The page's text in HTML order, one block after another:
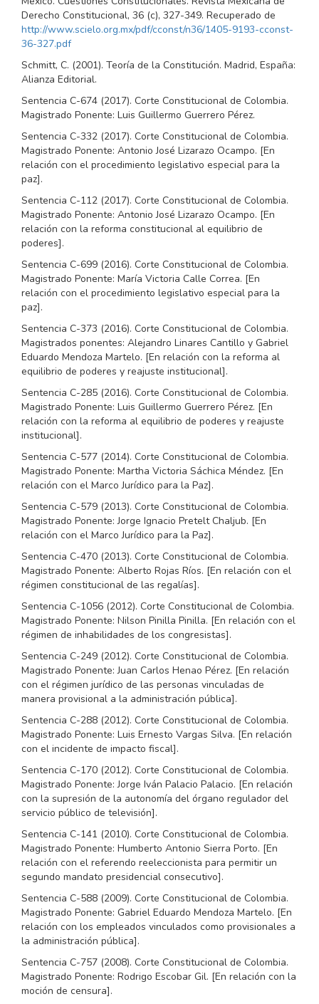
Derecho Constitucional, 36 (c), 327-349. Recuperado de
http://www.scielo.org.mx/pdf/cconst/n36/1405-9193-cconst-
36-327.pdf
Schmitt, C. (2001). Teoría de la Constitución. Madrid, España:
Alianza Editorial.
Sentencia C-674 (2017). Corte Constitucional de Colombia.
Magistrado Ponente: Luis Guillermo Guerrero Pérez.
Sentencia C-332 (2017). Corte Constitucional de Colombia.
Magistrado Ponente: Antonio José Lizarazo Ocampo. [En
relación con el procedimiento legislativo especial para la
paz].
Sentencia C-112 (2017). Corte Constitucional de Colombia.
Magistrado Ponente: Antonio José Lizarazo Ocampo. [En
relación con la reforma constitucional al equilibrio de
poderes].
Sentencia C-699 (2016). Corte Constitucional de Colombia.
Magistrado Ponente: María Victoria Calle Correa. [En
relación con el procedimiento legislativo especial para la
paz].
Sentencia C-373 (2016). Corte Constitucional de Colombia.
Magistrados ponentes: Alejandro Linares Cantillo y Gabriel
Eduardo Mendoza Martelo. [En relación con la reforma al
equilibrio de poderes y reajuste institucional].
Sentencia C-285 (2016). Corte Constitucional de Colombia.
Magistrado Ponente: Luis Guillermo Guerrero Pérez. [En
relación con la reforma al equilibrio de poderes y reajuste
institucional].
Sentencia C-577 (2014). Corte Constitucional de Colombia.
Magistrado Ponente: Martha Victoria Sáchica Méndez. [En
relación con el Marco Jurídico para la Paz].
Sentencia C-579 (2013). Corte Constitucional de Colombia.
Magistrado Ponente: Jorge Ignacio Pretelt Chaljub. [En
relación con el Marco Jurídico para la Paz].
Sentencia C-470 (2013). Corte Constitucional de Colombia.
Magistrado Ponente: Alberto Rojas Ríos. [En relación con el
régimen constitucional de las regalías].
Sentencia C-1056 (2012). Corte Constitucional de Colombia.
Magistrado Ponente: Nilson Pinilla Pinilla. [En relación con el
régimen de inhabilidades de los congresistas].
Sentencia C-249 (2012). Corte Constitucional de Colombia.
Magistrado Ponente: Juan Carlos Henao Pérez. [En relación
con el régimen jurídico de las personas vinculadas de
manera provisional a la administración pública].
Sentencia C-288 (2012). Corte Constitucional de Colombia.
Magistrado Ponente: Luis Ernesto Vargas Silva. [En relación
con el incidente de impacto fiscal].
Sentencia C-170 (2012). Corte Constitucional de Colombia.
Magistrado Ponente: Jorge Iván Palacio Palacio. [En relación
con la supresión de la autonomía del órgano regulador del
servicio público de televisión].
Sentencia C-141 (2010). Corte Constitucional de Colombia.
Magistrado Ponente: Humberto Antonio Sierra Porto. [En
relación con el referendo reeleccionista para permitir un
segundo mandato presidencial consecutivo].
Sentencia C-588 (2009). Corte Constitucional de Colombia.
Magistrado Ponente: Gabriel Eduardo Mendoza Martelo. [En
relación con los empleados vinculados como provisionales a
la administración pública].
Sentencia C-757 (2008). Corte Constitucional de Colombia.
Magistrado Ponente: Rodrigo Escobar Gil. [En relación con la
moción de censura].